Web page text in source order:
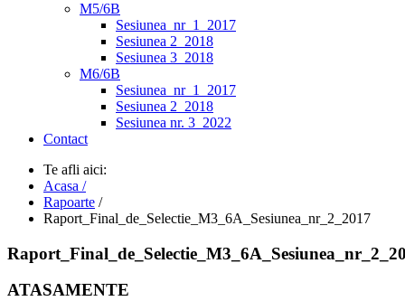
M5/6B
Sesiunea_nr_1_2017
Sesiunea 2_2018
Sesiunea 3_2018
M6/6B
Sesiunea_nr_1_2017
Sesiunea 2_2018
Sesiunea nr. 3_2022
Contact
Te afli aici:
Acasa /
Rapoarte /
Raport_Final_de_Selectie_M3_6A_Sesiunea_nr_2_2017
ATASAMENTE